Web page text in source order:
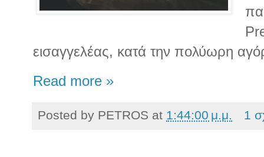
εισαγγελέας, κατά την πολύωρη
Read more »
Posted by PETROS at 1:44:00 μ.μ. 1